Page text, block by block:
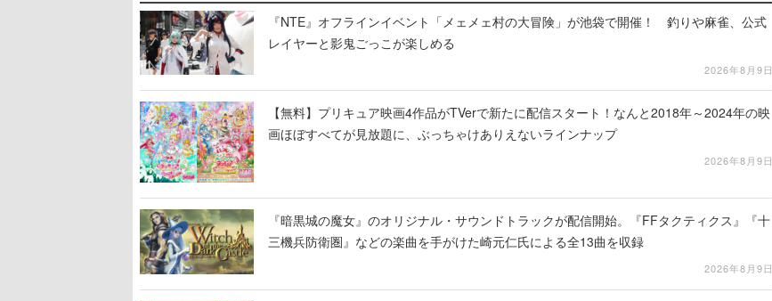
『NTE』オフラインイベント「メェメェ村の大冒険」が池袋で開催！ 釣りや麻雀、公式
レイヤーと影鬼ごっこが楽しめる
2026年8月9日
【無料】プリキュア映画4作品がTVerで新たに配信スタート！なんと2018年～2024年の映
画ほぼすべてが見放題に、ぶっちゃけありえないラインナップ
2026年8月9日
『暗黒城の魔女』のオリジナル・サウンドトラックが配信開始。『FFタクティクス』『十
三機兵防衛圏』などの楽曲を手がけた崎元仁氏による全13曲を収録
2026年8月9日